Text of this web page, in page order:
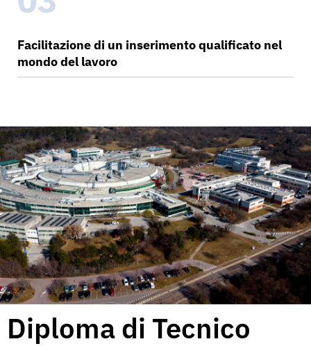
Facilitazione di un inserimento qualificato nel
mondo del lavoro
Il diploma ITS è valido
in Italia e in Europa
Diploma di Tecnico